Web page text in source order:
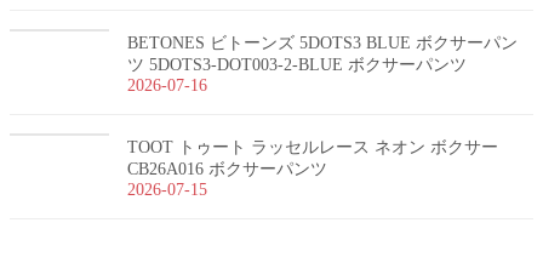
BETONES ビトーンズ 5DOTS3 BLUE ボクサーパン
ツ 5DOTS3-DOT003-2-BLUE ボクサーパンツ
2026-07-16
TOOT トゥート ラッセルレース ネオン ボクサー
CB26A016 ボクサーパンツ
2026-07-15